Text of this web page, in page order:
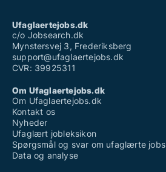
Ufaglært ssh løn
Vikarbureau ufaglært aalborg
Ufaglaertejobs.dk
c/o Jobsearch.dk
Mynstersvej 3, Frederiksberg
support@ufaglaertejobs.dk
CVR: 39925311
Om Ufaglaertejobs.dk
Om Ufaglaertejobs.dk
Kontakt os
Nyheder
Ufaglært jobleksikon
Spørgsmål og svar om ufaglærte jobs
Data og analyse